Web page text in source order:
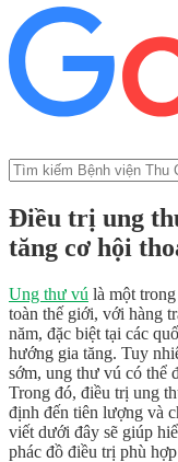
Điều trị ung
tăng cơ hội
Ung thư vú là một
toàn thế giới, với hàng
năm, đặc biệt tại các
hướng gia tăng. Tuy
sớm, ung thư vú có thể
Trong đó, điều trị ung
định đến tiên lượng và
viết dưới đây sẽ giúp
phác đồ điều trị phù